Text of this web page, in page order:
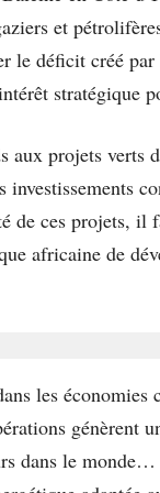
et
déficit créé
stratégique
projets verts
ces projets, il
africaine de
les économies
génèrent
dans le